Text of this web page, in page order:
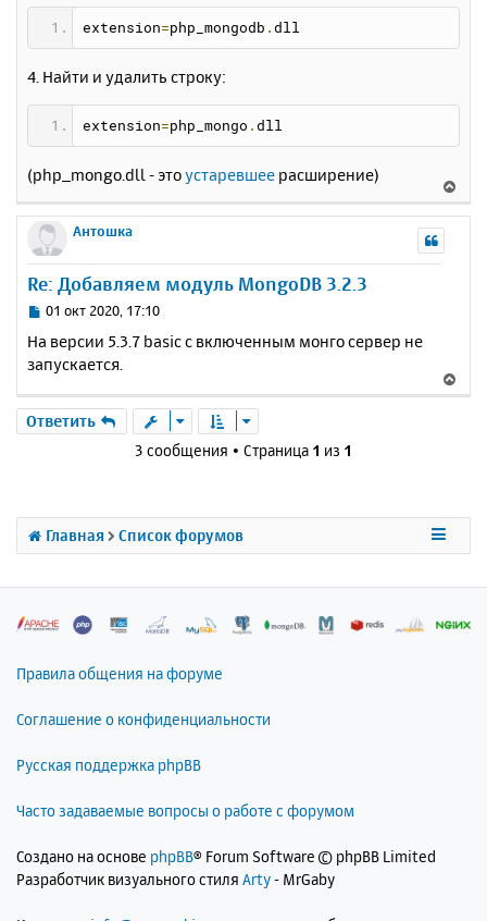
extension=php_mongodb . dll
4. Найти и удалить строку:
extension=php_mongo . dll
(php_mongo.dll - этоустаревшее расширение)
е
н
Антошка
Re: Добавляем модуль MongoDB 3.2.3
С
о
б
е
н
01 окт 2020, 17:10
На версии 5.3.7 basic с включенным монго сервер не
запускается.
е
с
н
ч
Ответить
3 сообщения • Страница 1 из 1
Главная Список форумов
Правила общения на форуме
Соглашение о конфиденциальности
Русская поддержка phpBB
Часто задаваемые вопросы о работе с форумом
Создано на основе phpBB® Forum Software © phpBB Limited
Разработчик визуального стиля Arty- MrGaby